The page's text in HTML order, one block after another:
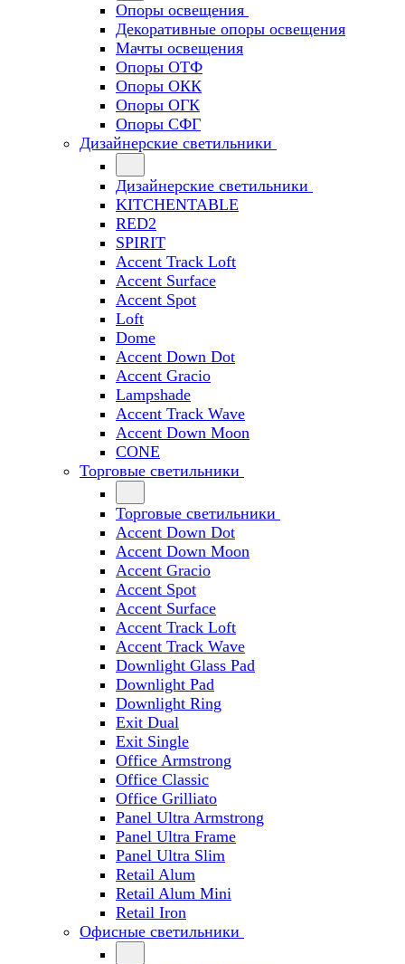
Опоры освещения
Декоративные опоры освещения
Мачты освещения
Опоры ОТФ
Опоры ОКК
Опоры ОГК
Опоры СФГ
Дизайнерские светильники
Дизайнерские светильники
KITCHENTABLE
RED2
SPIRIT
Accent Track Loft
Accent Surface
Accent Spot
Loft
Dome
Accent Down Dot
Accent Gracio
Lampshade
Accent Track Wave
Accent Down Moon
CONE
Торговые светильники
Торговые светильники
Accent Down Dot
Accent Down Moon
Accent Gracio
Accent Spot
Accent Surface
Accent Track Loft
Accent Track Wave
Downlight Glass Pad
Downlight Pad
Downlight Ring
Exit Dual
Exit Single
Office Armstrong
Office Classic
Office Grilliato
Panel Ultra Armstrong
Panel Ultra Frame
Panel Ultra Slim
Retail Alum
Retail Alum Mini
Retail Iron
Офисные светильники